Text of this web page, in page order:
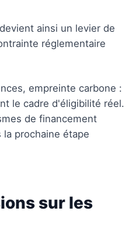
ainsi un levier de
réglementaire
empreinte carbone :
le cadre d'éligibilité réel.
de financement
prochaine étape
sur les